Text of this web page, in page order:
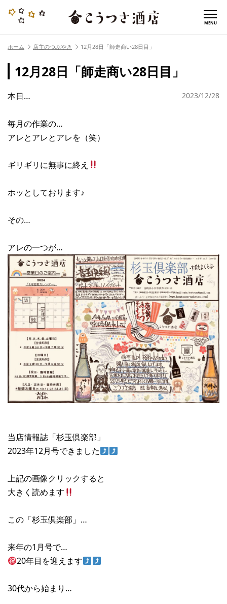
MENU
ホーム 店主のつぶやき 12月28日「師走商い28日目」
12月28日「師走商い28日目」
2023/12/28
本日…
毎月の作業の…
アレとアレとアレを（笑）
ギリギリに無事に終え
ホッとしております♪
その…
アレの一つが…
当店情報誌「杉玉倶楽部」
2023年12月号できました
上記の画像クリックすると
大きく読めます
この「杉玉倶楽部」…
来年の1月号で…
20年目を迎えます
30代から始まり…